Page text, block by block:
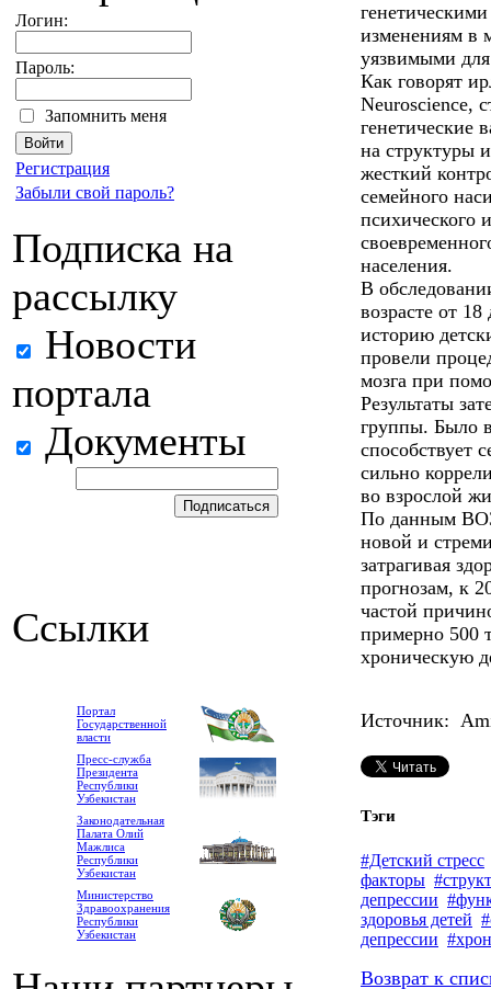
Логин:
Пароль:
Запомнить меня
Регистрация
Забыли свой пароль?
Подписка на
рассылку
Новости
портала
Документы
Ссылки
Портал
Государственной
власти
Пресс-служба
Президента
Республики
Узбекистан
Законодательная
Палата Олий
Мажлиса
Республики
Узбекистан
Министерство
Здравоохранения
Республики
Узбекистан
изменениям в
уязвимыми для
Как говорят
Neuroscience,
генетические
на структуры
жесткий
семейного
психического
населения.
В
возрасте от
историю
провели
мозга при
Результаты
группы. Было
способствует
сильно
во взрослой
По данным
новой и
затрагивая
прогнозам, к
частой
примерно 500
хроническую
Источник:
Тэги
#Детский стресс
факторы
депрессии
здоровья детей
депрессии
Возврат к